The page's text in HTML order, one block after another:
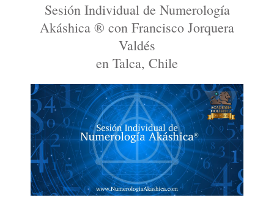
Sesión Individual de Numerología
Akáshica ® con Francisco Jorquera
Valdés
en Talca, Chile